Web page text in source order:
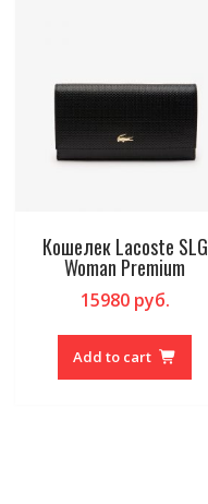
Кошелек Lacoste SLG
Woman Premium
15980руб.
Add to cart